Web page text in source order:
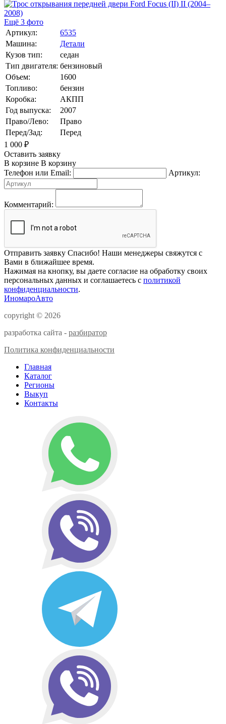
Ещё 3 фото
Артикул:
6535
Машина:
Детали
Кузов тип:
седан
Тип двигателя: бензиновый
Объем:
1600
Топливо:
бензин
Коробка:
АКПП
Год выпуска:
2007
Право/Лево:
Право
Перед/Зад:
Перед
1 000 ₽
Оставить заявку
В корзине В корзину
Телефон или Email:
Артикул:
Комментарий:
Отправить заявку Спасибо! Наши менеджеры свяжутся с
Вами в ближайшее время.
Нажимая на кнопку, вы даете согласие на обработку своих
персональных данных и соглашаетесь с политикой
конфиденциальности.
ИномароАвто
copyright © 2026
разработка сайта - разбиратор
Политика конфиденциальности
Главная
Каталог
Регионы
Выкуп
Контакты